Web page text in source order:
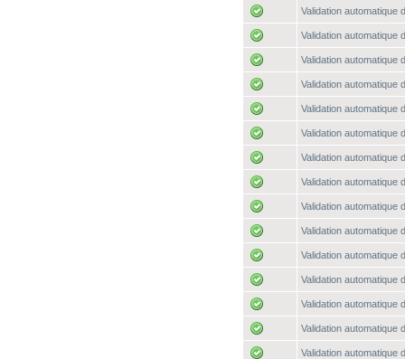
Validation automatique
Validation automatique
Validation automatique
Validation automatique
Validation automatique
Validation automatique
Validation automatique
Validation automatique
Validation automatique
Validation automatique
Validation automatique
Validation automatique
Validation automatique
Validation automatique
Validation automatique